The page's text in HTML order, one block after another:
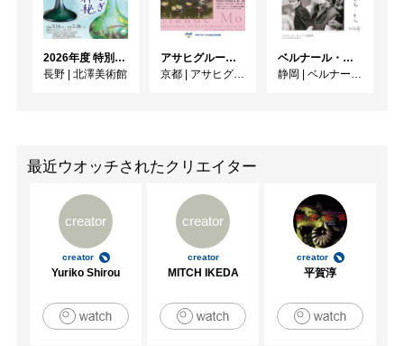
2026年度 特別展「ガレとドーム、アール･ヌーヴォーのガラス 水辺のやすらぎ、海の神秘」
長野 | 北澤美術館
アサヒグループ大山崎山荘美術館 開館30周年記念展「没後100年 クロード・モネ」
京都 | アサヒグループ大山崎山荘美術館
ベルナール・ビュフェと写真 ーカメラがとらえたビュフェとその時代、そして21 世紀へ
静岡 | ベルナール・ビュフェ美術館
最近ウオッチされたクリエイター
creator
creator
Yuriko Shirou
creator
creator
MITCH IKEDA
creator
平賀淳